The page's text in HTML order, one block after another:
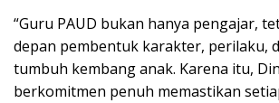
“Guru PAUD bukan hanya pengajar,
depan pembentuk karakter, perilaku,
tumbuh kembang anak. Karena itu,
berkomitmen penuh memastikan